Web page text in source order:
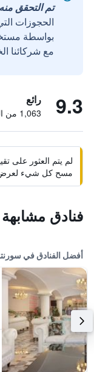
تم التحقق منه
الحجوزات
مع شركائنا
9.3 رائع
1,063 من التقييمات تم التحقق منها
لم يتم العثور على
مسح كل شيء لعرض
فنادق
أفضل الفنادق في